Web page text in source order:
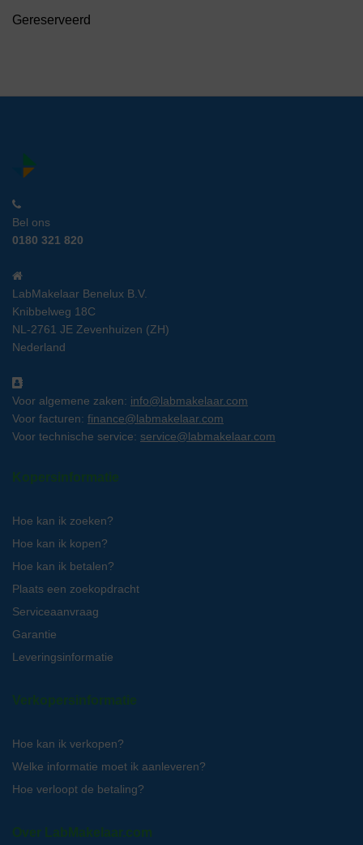
Gereserveerd
Bel ons
0180 321 820
LabMakelaar Benelux B.V.
Knibbelweg 18C
NL-2761 JE Zevenhuizen (ZH)
Nederland
Voor algemene zaken: info@labmakelaar.com
Voor facturen: finance@labmakelaar.com
Voor technische service: service@labmakelaar.com
Kopersinformatie
Hoe kan ik zoeken?
Hoe kan ik kopen?
Hoe kan ik betalen?
Plaats een zoekopdracht
Serviceaanvraag
Garantie
Leveringsinformatie
Verkopersinformatie
Hoe kan ik verkopen?
Welke informatie moet ik aanleveren?
Hoe verloopt de betaling?
Over LabMakelaar.com